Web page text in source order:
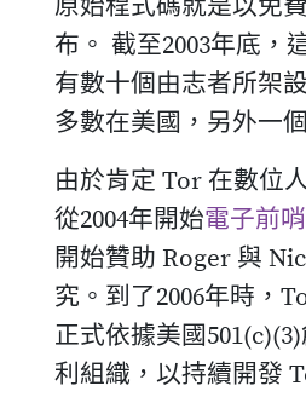
原始程式碼就是以免
布。 截至2003年底，
有數十個由志者所架
多數在美國，另外一
由於肯定 Tor 在數位
從2004年開始電子前
開始贊助 Roger 與
究。到了2006年時，
正式依據美國
利組織，以持續開發